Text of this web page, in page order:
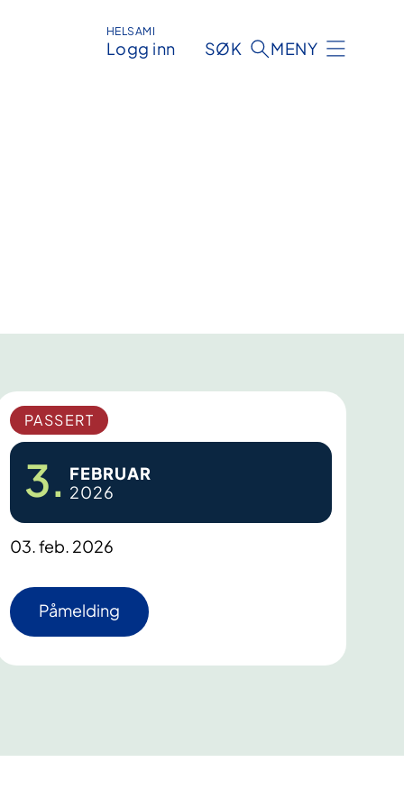
HELSAMI
Logg inn SØK MENY
PASSERT
3. FEBRUAR
2026
03. feb. 2026
Påmelding